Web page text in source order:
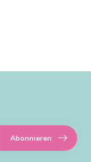
Abonnieren